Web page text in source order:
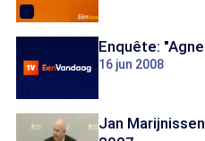
Enquête:
16 jun 2008
Jan